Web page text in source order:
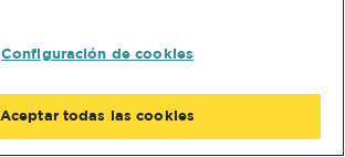
Configuración de cookies
Aceptar todas las cookies